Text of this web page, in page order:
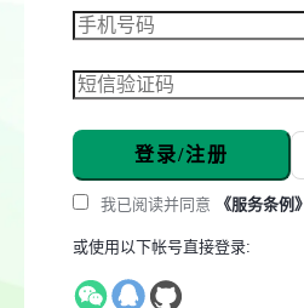
登录/注册
我已阅读并同意 《服务条例》
或使用以下帐号直接登录: